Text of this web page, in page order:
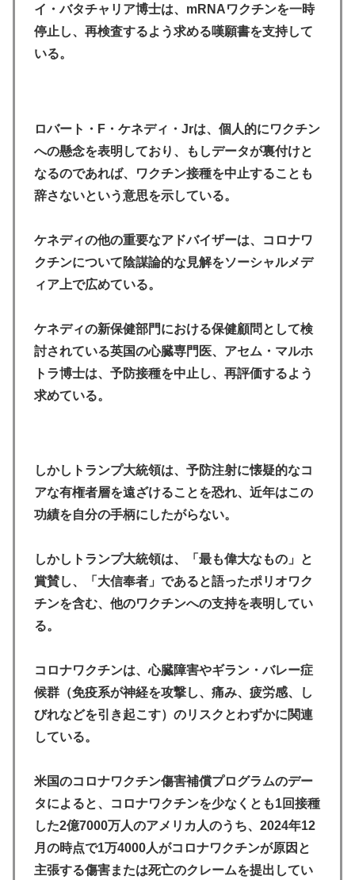
イ・バタチャリア博士は、mRNAワクチンを一時
停止し、再検査するよう求める嘆願書を支持して
いる。
ロバート・F・ケネディ・Jrは、個人的にワクチン
への懸念を表明しており、もしデータが裏付けと
なるのであれば、ワクチン接種を中止することも
辞さないという意思を示している。
ケネディの他の重要なアドバイザーは、コロナワ
クチンについて陰謀論的な見解をソーシャルメデ
ィア上で広めている。
ケネディの新保健部門における保健顧問として検
討されている英国の心臓専門医、アセム・マルホ
トラ博士は、予防接種を中止し、再評価するよう
求めている。
しかしトランプ大統領は、予防注射に懐疑的なコ
アな有権者層を遠ざけることを恐れ、近年はこの
功績を自分の手柄にしたがらない。
しかしトランプ大統領は、「最も偉大なもの」と
賞賛し、「大信奉者」であると語ったポリオワク
チンを含む、他のワクチンへの支持を表明してい
る。
コロナワクチンは、心臓障害やギラン・バレー症
候群（免疫系が神経を攻撃し、痛み、疲労感、し
びれなどを引き起こす）のリスクとわずかに関連
している。
米国のコロナワクチン傷害補償プログラムのデー
タによると、コロナワクチンを少なくとも1回接種
した2億7000万人のアメリカ人のうち、2024年12
月の時点で1万4000人がコロナワクチンが原因と
主張する傷害または死亡のクレームを提出してい